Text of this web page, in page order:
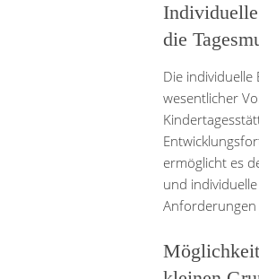
die
Die
wesentlicher
ermöglicht es
und
Anforderungen